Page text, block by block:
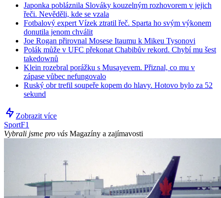
Japonka pobláznila Slováky kouzelným rozhovorem v jejich
řeči. Nevěděli, kde se vzala
Fotbalový expert Vízek ztratil řeč. Sparta ho svým výkonem
donutila jenom chválit
Joe Rogan přirovnal Mosese Itaumu k Mikeu Tysonovi
Polák může v UFC překonat Chabibův rekord. Chybí mu šest
takedownů
Klein rozebral porážku s Musayevem. Přiznal, co mu v
zápase vůbec nefungovalo
Ruský obr trefil soupeře kopem do hlavy. Hotovo bylo za 52
sekund
Zobrazit více
SportF1
Vybrali jsme pro vás Magazíny a zajímavosti